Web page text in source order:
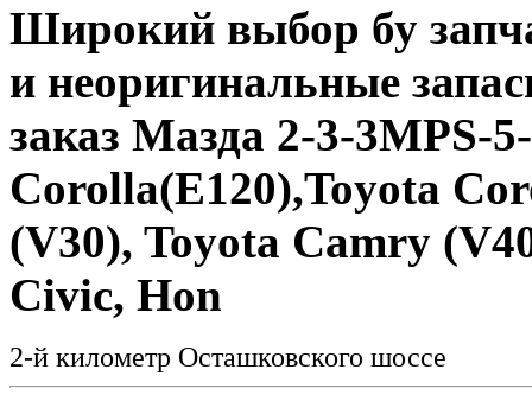
Широкий выбор бу
и неоригинальные
заказ Мазда 2-3-3MPS-
Corolla(E120),Toyota
(V30), Toyota Camry
Civic, Hon
2-й километр Осташковского шоссе